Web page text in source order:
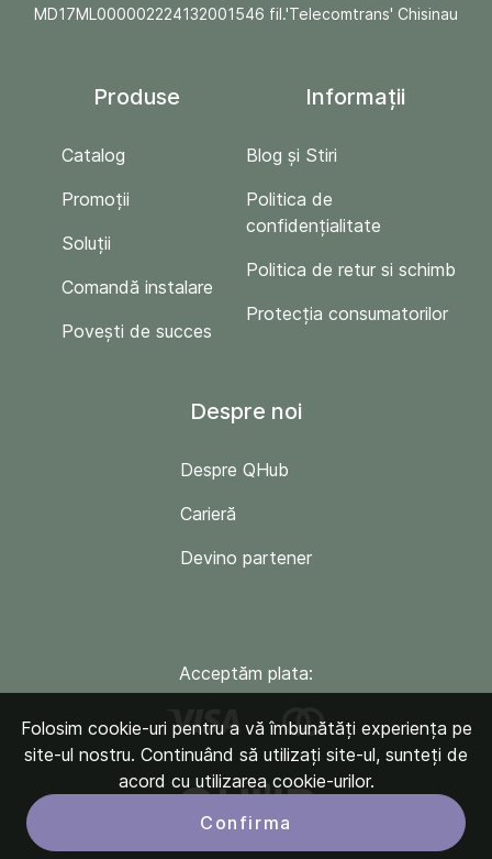
MD17ML000002224132001546 fil.'Telecomtrans' Chisinau
Produse
Catalog
Promoții
Soluții
Comandă instalare
Povești de succes
Informații
Blog și Stiri
Politica de
confidențialitate
Politica de retur si schimb
Protecția consumatorilor
Despre noi
Despre QHub
Carieră
Devino partener
Acceptăm plata:
Folosim cookie-uri pentru a vă îmbunătăți experiența pe
site-ul nostru. Continuând să utilizați site-ul, sunteți de
acord cu utilizarea cookie-urilor.
Confirma